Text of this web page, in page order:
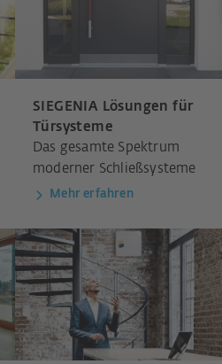
SIEGENIA Lösungen für
Türsysteme
Das gesamte Spektrum
moderner Schließsysteme
Mehr erfahren